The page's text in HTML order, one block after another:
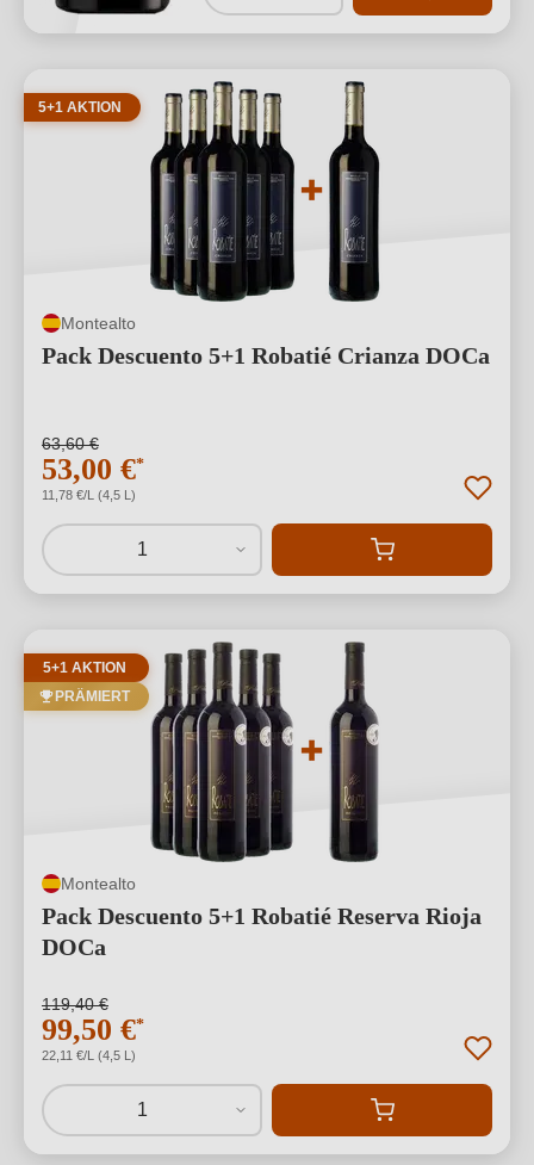
5+1 AKTION
Montealto
Pack Descuento 5+1 Robatié Crianza DOCa
63,60 €
53,00 €*
11,78 €/L (4,5 L)
1
5+1 AKTION
PRÄMIERT
Montealto
Pack Descuento 5+1 Robatié Reserva Rioja
DOCa
119,40 €
99,50 €*
22,11 €/L (4,5 L)
1